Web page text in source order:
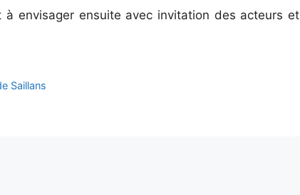
à envisager ensuite avec invitation des acteurs et
Saillans